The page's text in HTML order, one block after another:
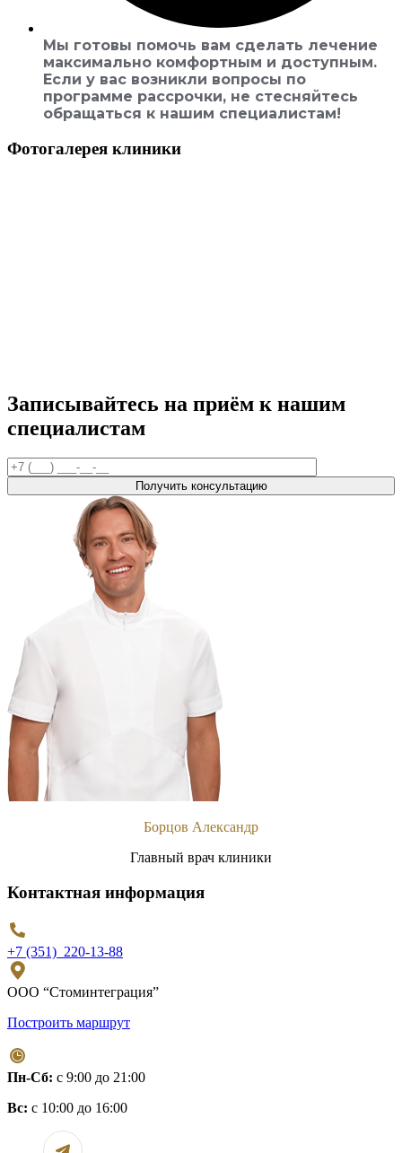
Мы готовы помочь вам сделать лечение
максимально комфортным и доступным.
Если у вас возникли вопросы по
программе рассрочки, не стесняйтесь
обращаться к нашим специалистам!
Фотогалерея клиники
Записывайтесь на приём к нашим
специалистам
Борцов Александр
Главный врач клиники
Контактная информация
+7 (351) 220-13-88
ООО “Стоминтеграция”
Построить маршрут
Пн-Сб: с 9:00 до 21:00
Вс: с 10:00 до 16:00